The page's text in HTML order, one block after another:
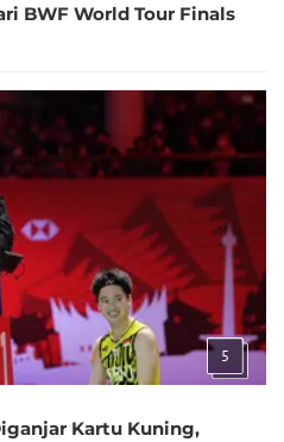
BWF World Tour Finals
5
Kartu Kuning,